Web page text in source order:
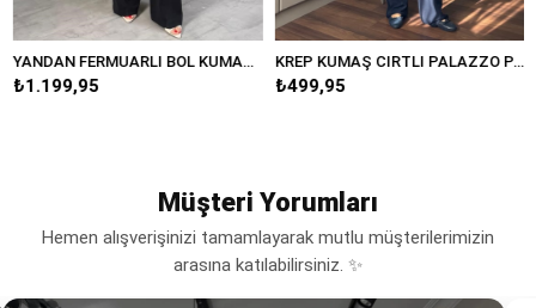
YANDAN FERMUARLI BOL KUMAŞ PANTOLON/20401 KREP KUMAŞ CIRTLI PALAZZO PANTOLON/K038
₺499,95
Müşteri Yorumları
Hemen alışverişinizi tamamlayarak mutlu müşterilerimizin
arasına katılabilirsiniz. ✨